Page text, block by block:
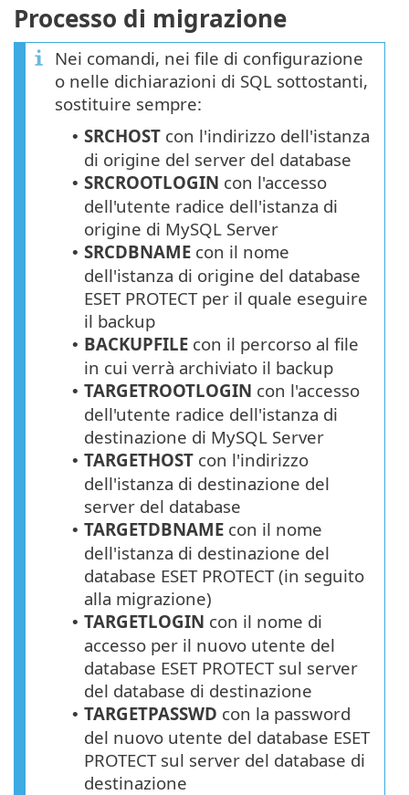
Processo di migrazione
Nei comandi, nei file di configurazione
o nelle dichiarazioni di SQL sottostanti,
sostituire sempre:
• SRCHOST con l'indirizzo dell'istanza
di origine del server del database
• SRCROOTLOGIN con l'accesso
dell'utente radice dell'istanza di
origine di MySQL Server
• SRCDBNAME con il nome
dell'istanza di origine del database
ESET PROTECT per il quale eseguire
il backup
• BACKUPFILE con il percorso al file
in cui verrà archiviato il backup
• TARGETROOTLOGIN con l'accesso
dell'utente radice dell'istanza di
destinazione di MySQL Server
• TARGETHOST con l'indirizzo
dell'istanza di destinazione del
server del database
• TARGETDBNAME con il nome
dell'istanza di destinazione del
database ESET PROTECT(in seguito
alla migrazione)
• TARGETLOGIN con il nome di
accesso per il nuovo utente del
database ESET PROTECTsul server
del database di destinazione
• TARGETPASSWD con la password
del nuovo utente del database ESET
PROTECT sul server del database di
destinazione